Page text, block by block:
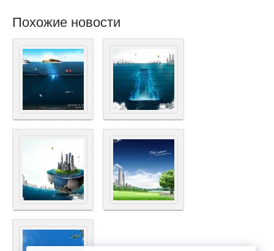
Похожие новости